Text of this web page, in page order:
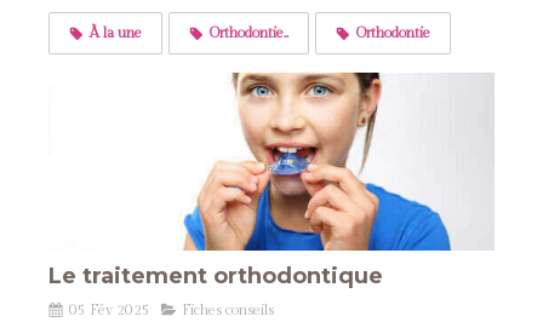
À la une Orthodontie.. Orthodontie
Le traitement orthodontique
05 Fév 2025 Fiches conseils